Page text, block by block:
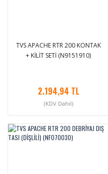
TVS APACHE RTR 200 KONTAK
+ KİLİT SETİ (N9151910)
2.194,94 TL
(KDV Dahil)